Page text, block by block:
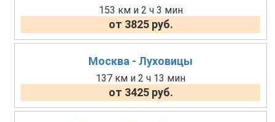
153 км и 2 ч 3 мин
от 3825 руб.
Москва - Луховицы
137 км и 2 ч 13 мин
от 3425 руб.